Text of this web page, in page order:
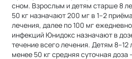
сном. Взрослым и детям старше 8
50 кг назначают 200 мг в 1–2
лечения, далее по 100 мг
инфекций Юнидокс назначают в
течение всего лечения. Детям 8–12
менее 50 кг средняя суточная доза